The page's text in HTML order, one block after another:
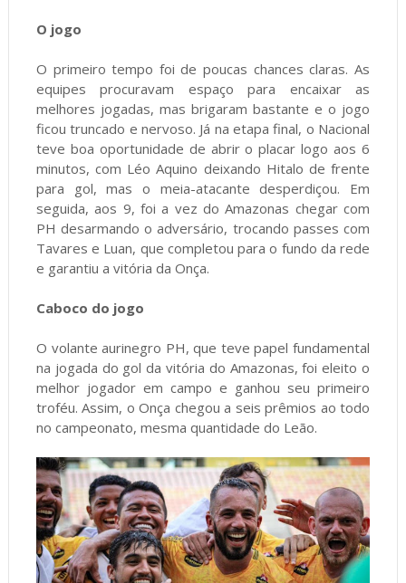
O jogo
O primeiro tempo foi de poucas chances claras. As
equipes procuravam espaço para encaixar as
melhores jogadas, mas brigaram bastante e o jogo
ficou truncado e nervoso. Já na etapa final, o Nacional
teve boa oportunidade de abrir o placar logo aos 6
minutos, com Léo Aquino deixando Hitalo de frente
para gol, mas o meia-atacante desperdiçou. Em
seguida, aos 9, foi a vez do Amazonas chegar com
PH desarmando o adversário, trocando passes com
Tavares e Luan, que completou para o fundo da rede
e garantiu a vitória da Onça.
Caboco do jogo
O volante aurinegro PH, que teve papel fundamental
na jogada do gol da vitória do Amazonas, foi eleito o
melhor jogador em campo e ganhou seu primeiro
troféu. Assim, o Onça chegou a seis prêmios ao todo
no campeonato, mesma quantidade do Leão.